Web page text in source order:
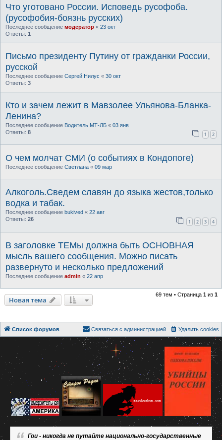
Что уготовано России. Исповедь русофоба.
(русофобия-боязнь русских)
Последнее сообщение модератор « 23 окт
Ответы: 1
Письмо президенту Путину от гражданки России,
русской
Последнее сообщение Сергей Нилус « 30 окт
Ответы: 3
Кто и зачем лежит в Мавзолее Ульянова-Бланка-
Ленина?
Последнее сообщение Водитель МТ-ЛБ « 03 янв
Ответы: 8 1 2
О чем молчат СМИ (о событиях в Кондопоге)
Последнее сообщение Светлана « 09 мар
Алкоголь.Сведем славян до языка жестов,только
водка и табак.
Последнее сообщение bukived « 22 авг
Ответы: 26 1 2 3 4
В заголовке ТЕМы должна быть ОСНОВНАЯ
мысль вашего сообщения. Можно писать
развернуто и несколько предложений
Последнее сообщение admin « 22 апр
Новая тема
69 тем • Страница 1 из 1
Список форумов Удалить cookies
Связаться с администрацией
Гои - никогда не путайте национально-государственные